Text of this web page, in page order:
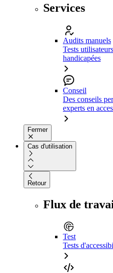
Services
Audits manuels
Tests
handicapées
Conseil
Des conseils
experts en
Fermer
Cas d'utilisation
Retour
Flux de
Test
Tests